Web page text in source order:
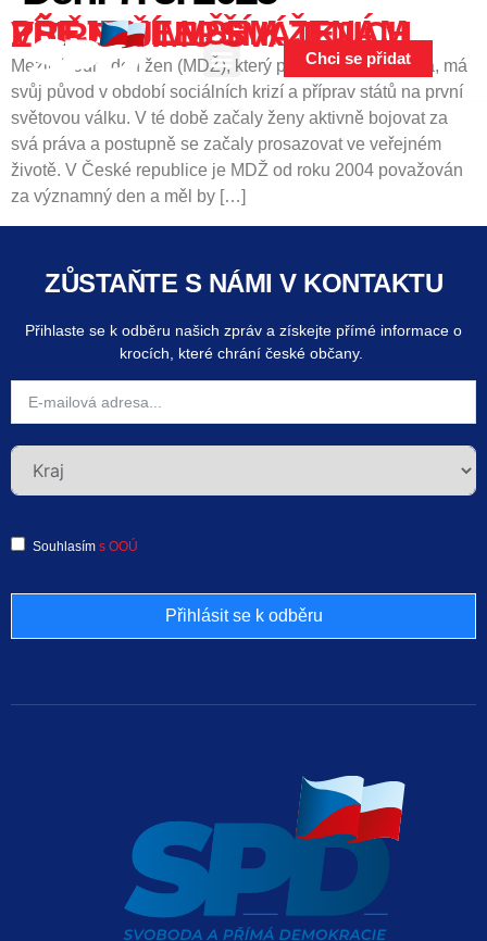
content
Chci se přidat
PŘEJEME VŠEM ŽENÁM VŠE NEJLEPŠÍ K JEJICH ZÍTŘEJŠÍMU SVÁTKU
Mezinárodní den žen (MDŽ), který připadá na 8. března, má
svůj původ v období sociálních krizí a příprav států na první
světovou válku. V té době začaly ženy aktivně bojovat za
svá práva a postupně se začaly prosazovat ve veřejném
životě. V České republice je MDŽ od roku 2004 považován
za významný den a měl by […]
ZŮSTAŇTE S NÁMI V KONTAKTU
Přihlaste se k odběru našich zpráv a získejte přímé informace o
krocích, které chrání české občany.
Souhlasím s OOÚ
Přihlásit se k odběru